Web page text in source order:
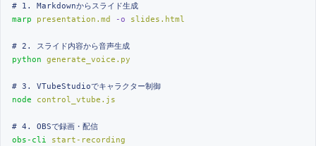
# 1. Markdownからスライド生成
marp presentation.md -o slides.html
# 2. スライド内容から音声生成
python generate_voice.py
# 3. VTubeStudioでキャラクター制御
node control_vtube.js
# 4. OBSで録画・配信
obs-cli start-recording